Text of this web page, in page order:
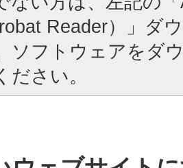
Reader）」ダ
ソフトウェアをダ
ださい。